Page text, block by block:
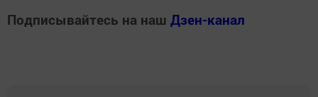
Подписывайтесь на наш Дзен-канал